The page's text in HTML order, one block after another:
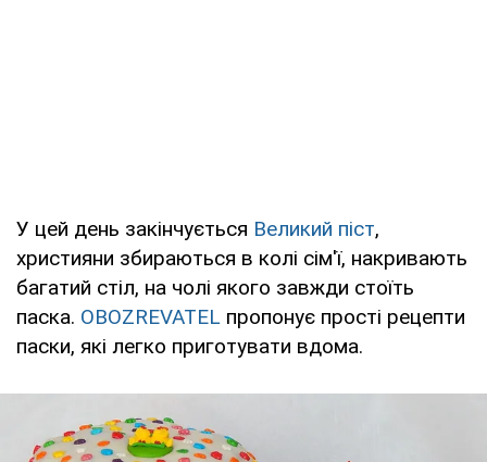
У цей день закінчується Великий піст,
християни збираються в колі сім'ї, накривають
багатий стіл, на чолі якого завжди стоїть
паска. OBOZREVATEL пропонує прості рецепти
паски, які легко приготувати вдома.